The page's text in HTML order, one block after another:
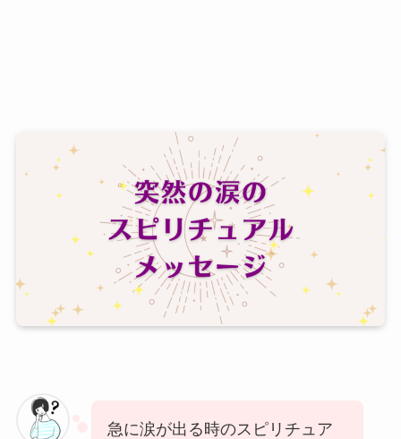
急に涙が出る時のスピリチュア